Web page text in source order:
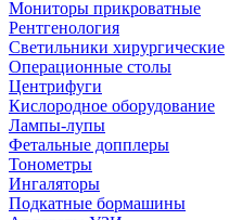
Мониторы прикроватные
Рентгенология
Светильники хирургические
Операционные столы
Центрифуги
Кислородное оборудование
Лампы-лупы
Фетальные допплеры
Тонометры
Ингаляторы
Подкатные бормашины